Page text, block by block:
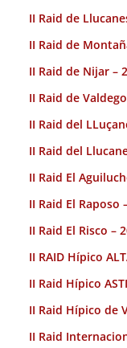
II Raid de
II Raid de
II Raid de Nijar –
II Raid de
II Raid del
II Raid del
II Raid El
II Raid El Raposo
II Raid El Risco –
II RAID Hípico
II Raid Hípico
II Raid Hípico de
II Raid